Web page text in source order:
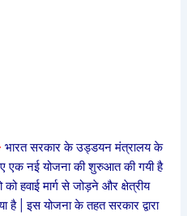
भारत सरकार के उड्डयन मंत्रालय के
एक नई योजना की शुरुआत की गयी है
हवाई मार्ग से जोड़ने और क्षेत्रीय
है | इस योजना के तहत सरकार द्वारा